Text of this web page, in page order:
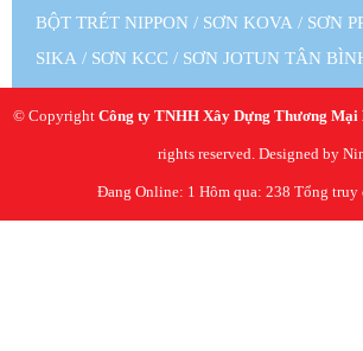
BỘT TRÉT NIPPON / SƠN KOVA / SƠN
SIKA / SƠN KCC / SƠN JOTUN TÂN
© Copyright Công ty TNHH Xây Dựng Thương Mại
rights reserved. Designed by
Đang Online: 1 Hôm qua: 238 Tổng truy